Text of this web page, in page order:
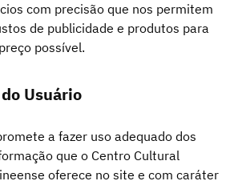
com precisão que nos permitem
de publicidade e produtos para
possível.
Usuário
a fazer uso adequado dos
que o Centro Cultural
oferece no site e com caráter